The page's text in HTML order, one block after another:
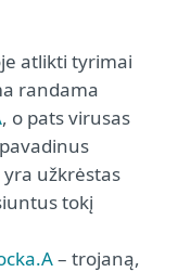
atlikti tyrimai
randama
, o pats virusas
užkrėstas
tokį
– trojaną,